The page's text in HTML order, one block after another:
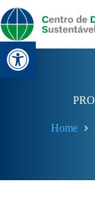
Abrir a
Home